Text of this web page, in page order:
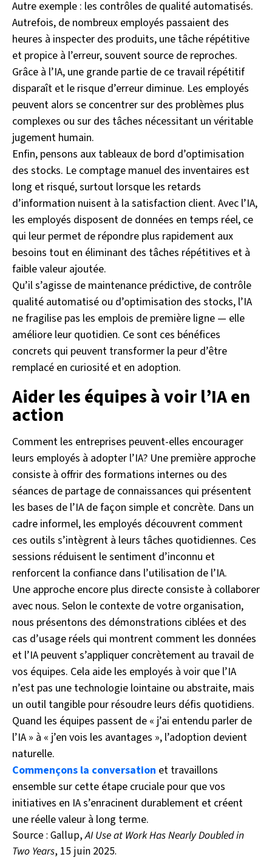
Autre exemple : les contrôles de qualité automatisés.
Autrefois, de nombreux employés passaient des
heures à inspecter des produits, une tâche répétitive
et propice à l’erreur, souvent source de reproches.
Grâce à l’IA, une grande partie de ce travail répétitif
disparaît et le risque d’erreur diminue. Les employés
peuvent alors se concentrer sur des problèmes plus
complexes ou sur des tâches nécessitant un véritable
jugement humain.
Enfin, pensons aux tableaux de bord d’optimisation
des stocks. Le comptage manuel des inventaires est
long et risqué, surtout lorsque les retards
d’information nuisent à la satisfaction client. Avec l’IA,
les employés disposent de données en temps réel, ce
qui leur permet de répondre plus rapidement aux
besoins tout en éliminant des tâches répétitives et à
faible valeur ajoutée.
Qu’il s’agisse de maintenance prédictive, de contrôle
qualité automatisé ou d’optimisation des stocks, l’IA
ne fragilise pas les emplois de première ligne — elle
améliore leur quotidien. Ce sont ces bénéfices
concrets qui peuvent transformer la peur d’être
remplacé en curiosité et en adoption.
Aider les équipes à voir l’IA en
action
Comment les entreprises peuvent-elles encourager
leurs employés à adopter l’IA? Une première approche
consiste à offrir des formations internes ou des
séances de partage de connaissances qui présentent
les bases de l’IA de façon simple et concrète. Dans un
cadre informel, les employés découvrent comment
ces outils s’intègrent à leurs tâches quotidiennes. Ces
sessions réduisent le sentiment d’inconnu et
renforcent la confiance dans l’utilisation de l’IA.
Une approche encore plus directe consiste à collaborer
avec nous. Selon le contexte de votre organisation,
nous présentons des démonstrations ciblées et des
cas d’usage réels qui montrent comment les données
et l’IA peuvent s’appliquer concrètement au travail de
vos équipes. Cela aide les employés à voir que l’IA
n’est pas une technologie lointaine ou abstraite, mais
un outil tangible pour résoudre leurs défis quotidiens.
Quand les équipes passent de « j’ai entendu parler de
l’IA » à « j’en vois les avantages », l’adoption devient
naturelle.
Commençons la conversation et travaillons
ensemble sur cette étape cruciale pour que vos
initiatives en IA s’enracinent durablement et créent
une réelle valeur à long terme.
Source : Gallup,AI Use at Work Has Nearly Doubled in
Two Years, 15 juin 2025.